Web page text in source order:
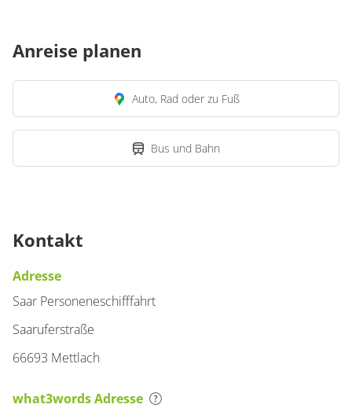
Anreise planen
Auto, Rad oder zu Fuß
Bus und Bahn
Kontakt
Adresse
Saar Personeneschifffahrt
Saaruferstraße
66693 Mettlach
what3words Adresse